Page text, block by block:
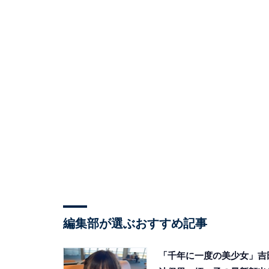
編集部が選ぶおすすめ記事
「千年に一度の美少女」吉